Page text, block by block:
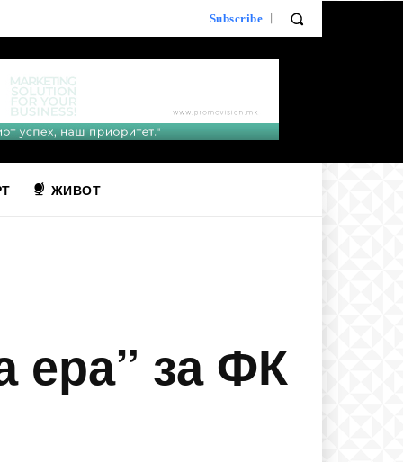
Subscribe
ЖИВОТ
ера” за ФК